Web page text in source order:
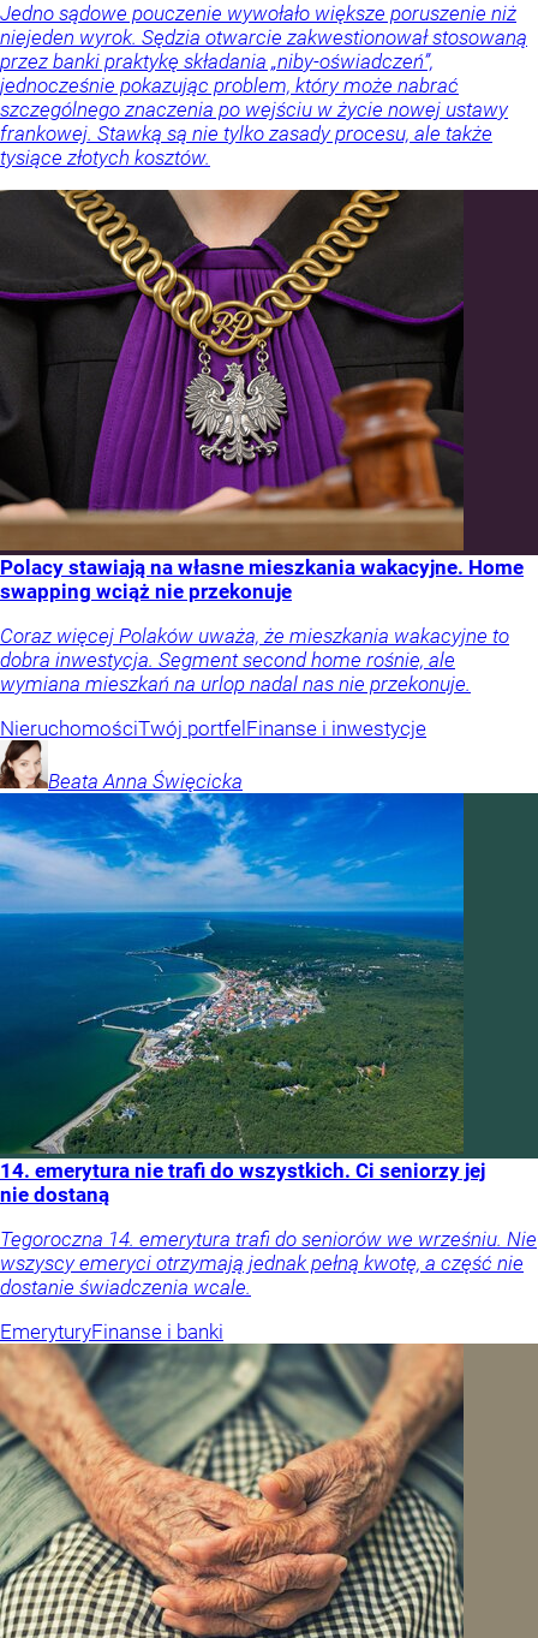
Jedno sądowe pouczenie wywołało większe poruszenie niż
niejeden wyrok. Sędzia otwarcie zakwestionował stosowaną
przez banki praktykę składania „niby-oświadczeń”,
jednocześnie pokazując problem, który może nabrać
szczególnego znaczenia po wejściu w życie nowej ustawy
frankowej. Stawką są nie tylko zasady procesu, ale także
tysiące złotych kosztów.
Polacy stawiają na własne mieszkania wakacyjne. Home
swapping wciąż nie przekonuje
Coraz więcej Polaków uważa, że mieszkania wakacyjne to
dobra inwestycja. Segment second home rośnie, ale
wymiana mieszkań na urlop nadal nas nie przekonuje.
NieruchomościTwój portfel Finanse i inwestycje
Beata Anna Święcicka
14. emerytura nie trafi do wszystkich. Ci seniorzy jej
nie dostaną
Tegoroczna 14. emerytura trafi do seniorów we wrześniu. Nie
wszyscy emeryci otrzymają jednak pełną kwotę, a część nie
dostanie świadczenia wcale.
EmeryturyFinanse i banki